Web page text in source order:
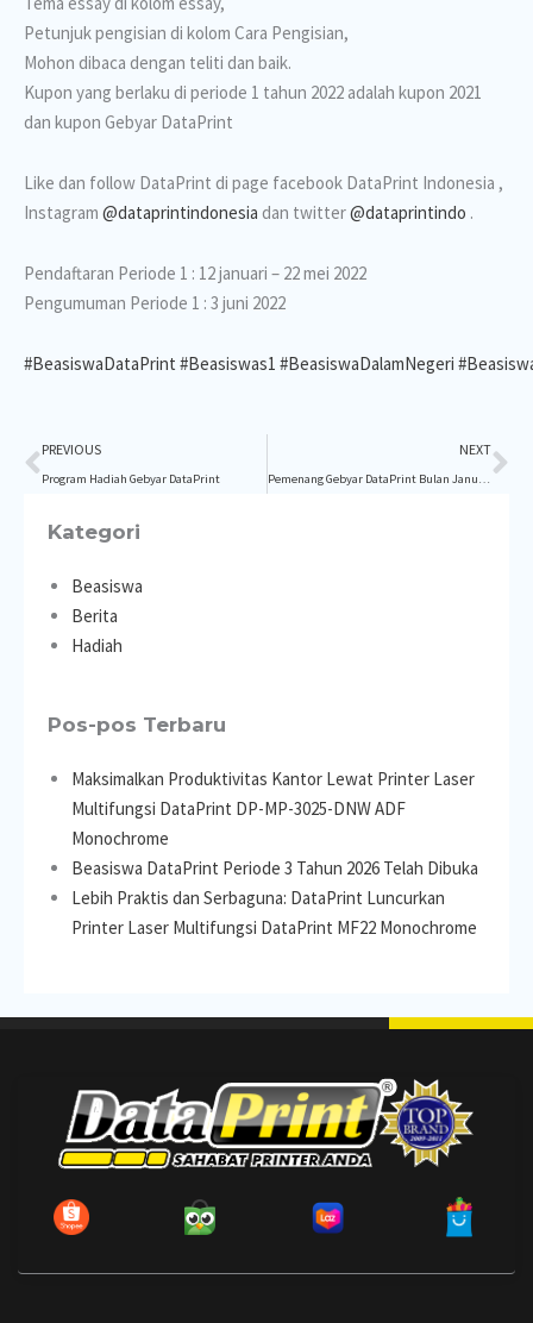
Petunjuk pengisian di kolom Cara Pengisian,
Mohon dibaca dengan teliti dan baik.
Kupon yang berlaku di periode 1 tahun 2022 adalah kupon 2021
dan kupon Gebyar DataPrint
Like dan follow DataPrint di page facebook DataPrint Indonesia ,
Instagram @dataprintindonesia dan twitter@dataprintindo .
Pendaftaran Periode 1 : 12 januari – 22 mei 2022
Pengumuman Periode 1 : 3 juni 2022
#BeasiswaDataPrint #Beasiswas1 #BeasiswaDalamNegeri
Prev
PREVIOUS
Program Hadiah Gebyar DataPrint
NEXT
Pemenang Gebyar DataPrint Bulan Januari
Kategori
Beasiswa
Berita
Hadiah
Pos-pos Terbaru
Maksimalkan Produktivitas Kantor Lewat Printer Laser
Multifungsi DataPrint DP-MP-3025-DNW ADF
Monochrome
Beasiswa DataPrint Periode 3 Tahun 2026 Telah Dibuka
Lebih Praktis dan Serbaguna: DataPrint Luncurkan
Printer Laser Multifungsi DataPrint MF22 Monochrome